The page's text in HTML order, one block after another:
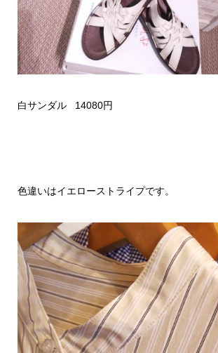
白サンダル 14080円
色違いはイエローストライプです。